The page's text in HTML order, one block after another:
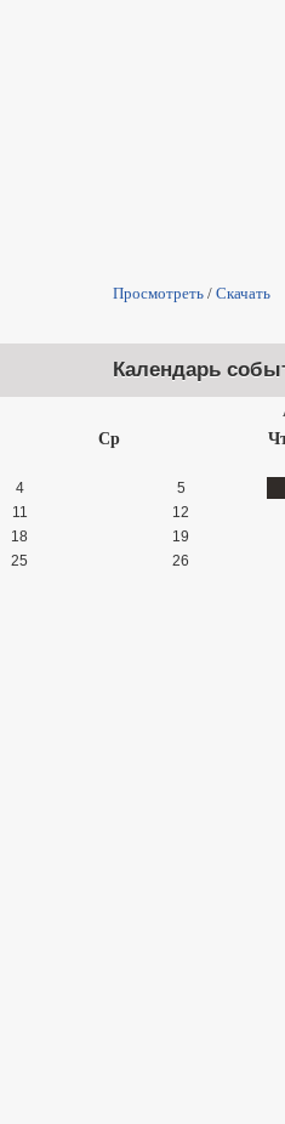
Просмотреть / Скачать
Календарь
Ср
4
5
11
12
18
19
25
26